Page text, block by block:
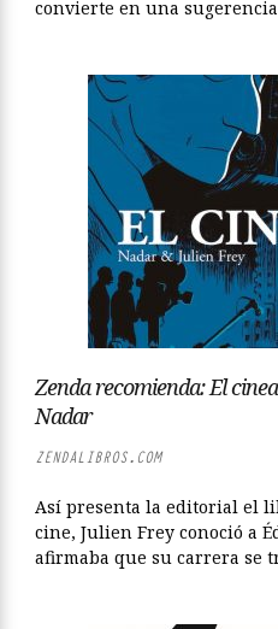
convierte en una sugerencia
Zenda recomienda: El
Nadar
ZENDALIBROS.COM
Así presenta la editorial el
cine, Julien Frey conoció a
afirmaba que su carrera se